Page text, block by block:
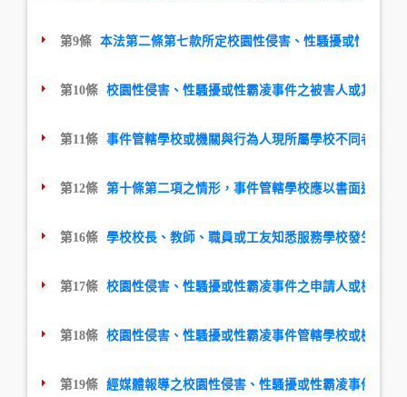
第9條 本法第二條第七款所定校園性侵害、性騷擾或性霸凌
第10條 校園性侵害、性騷擾或性霸凌事件之被害人或其法
第11條 事件管轄學校或機關與行為人現所屬學校不同者，
第12條 第十條第二項之情形，事件管轄學校應以書面通知
第16條 學校校長、教師、職員或工友知悉服務學校發生疑
第17條 校園性侵害、性騷擾或性霸凌事件之申請人或檢舉
第18條 校園性侵害、性騷擾或性霸凌事件管轄學校或機關
第19條 經媒體報導之校園性侵害、性騷擾或性霸凌事件，